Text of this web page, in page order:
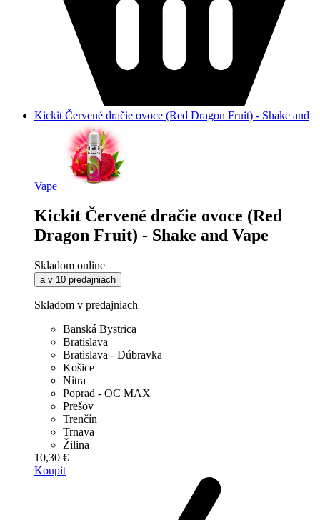
Kickit Červené dračie ovoce (Red Dragon Fruit) - Shake and
Vape
Kickit Červené dračie ovoce (Red
Dragon Fruit) - Shake and Vape
Skladom online
a v 10 predajniach
Skladom v predajniach
Banská Bystrica
Bratislava
Bratislava - Dúbravka
Košice
Nitra
Poprad - OC MAX
Prešov
Trenčín
Trnava
Žilina
10,30 €
Koupit